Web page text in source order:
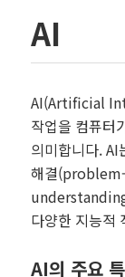
AI
AI(Artificial
작업을 컴퓨터
의미합니다.
해결
다양한 지능적
AI의 주요